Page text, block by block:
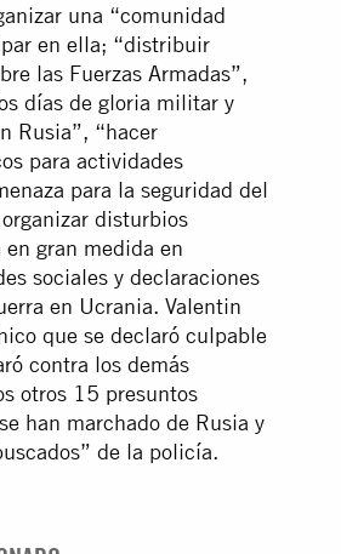
una “comunidad
en ella; “distribuir
las Fuerzas Armadas”,
días de gloria militar y
Rusia”, “hacer
para actividades
para la seguridad del
disturbios
en gran medida en
sociales y declaraciones
en Ucrania. Valentin
que se declaró culpable
contra los demás
otros 15 presuntos
han marchado de Rusia y
de la policía.